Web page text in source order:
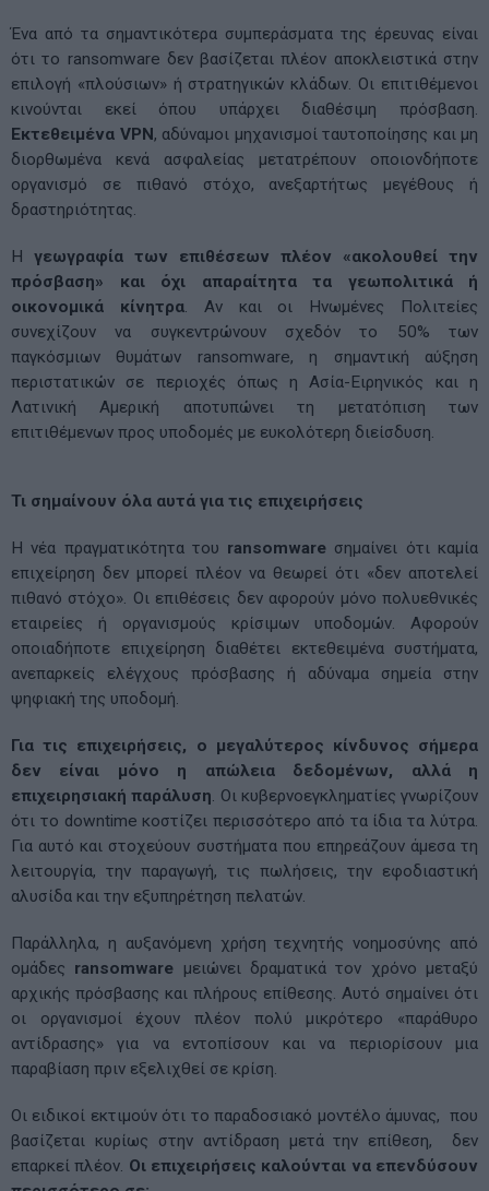
Ένα από τα σημαντικότερα συμπεράσματα της έρευνας είναι
ότι το ransomware δεν βασίζεται πλέον αποκλειστικά στην
επιλογή «πλούσιων» ή στρατηγικών κλάδων. Οι επιτιθέμενοι
κινούνται εκεί όπου υπάρχει διαθέσιμη πρόσβαση.
Εκτεθειμένα VPN, αδύναμοι μηχανισμοί ταυτοποίησης και μη
διορθωμένα κενά ασφαλείας μετατρέπουν οποιονδήποτε
οργανισμό σε πιθανό στόχο, ανεξαρτήτως μεγέθους ή
δραστηριότητας.
Η γεωγραφία των επιθέσεων πλέον «ακολουθεί την
πρόσβαση» και όχι απαραίτητα τα γεωπολιτικά ή
οικονομικά κίνητρα. Αν και οι Ηνωμένες Πολιτείες
συνεχίζουν να συγκεντρώνουν σχεδόν το 50% των
παγκόσμιων θυμάτων ransomware, η σημαντική αύξηση
περιστατικών σε περιοχές όπως η Ασία-Ειρηνικός και η
Λατινική Αμερική αποτυπώνει τη μετατόπιση των
επιτιθέμενων προς υποδομές με ευκολότερη διείσδυση.
Τι σημαίνουν όλα αυτά για τις επιχειρήσεις
Η νέα πραγματικότητα του ransomware σημαίνει ότι καμία
επιχείρηση δεν μπορεί πλέον να θεωρεί ότι «δεν αποτελεί
πιθανό στόχο». Οι επιθέσεις δεν αφορούν μόνο πολυεθνικές
εταιρείες ή οργανισμούς κρίσιμων υποδομών. Αφορούν
οποιαδήποτε επιχείρηση διαθέτει εκτεθειμένα συστήματα,
ανεπαρκείς ελέγχους πρόσβασης ή αδύναμα σημεία στην
ψηφιακή της υποδομή.
Για τις επιχειρήσεις, ο μεγαλύτερος κίνδυνος σήμερα
δεν είναι μόνο η απώλεια δεδομένων, αλλά η
επιχειρησιακή παράλυση. Οι κυβερνοεγκληματίες γνωρίζουν
ότι το downtime κοστίζει περισσότερο από τα ίδια τα λύτρα.
Για αυτό και στοχεύουν συστήματα που επηρεάζουν άμεσα τη
λειτουργία, την παραγωγή, τις πωλήσεις, την εφοδιαστική
αλυσίδα και την εξυπηρέτηση πελατών.
Παράλληλα, η αυξανόμενη χρήση τεχνητής νοημοσύνης από
ομάδες ransomware μειώνει δραματικά τον χρόνο μεταξύ
αρχικής πρόσβασης και πλήρους επίθεσης. Αυτό σημαίνει ότι
οι οργανισμοί έχουν πλέον πολύ μικρότερο «παράθυρο
αντίδρασης» για να εντοπίσουν και να περιορίσουν μια
παραβίαση πριν εξελιχθεί σε κρίση.
Οι ειδικοί εκτιμούν ότι το παραδοσιακό μοντέλο άμυνας, που
βασίζεται κυρίως στην αντίδραση μετά την επίθεση, δεν
επαρκεί πλέον. Οι επιχειρήσεις καλούνται να επενδύσουν